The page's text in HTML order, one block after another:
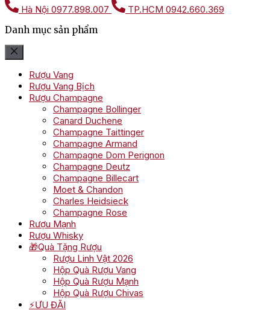
Hà Nội 0977.898.007 TP.HCM 0942.660.369
Danh mục sản phẩm
Rượu Vang
Rượu Vang Bịch
Rượu Champagne
Champagne Bollinger
Canard Duchene
Champagne Taittinger
Champagne Armand
Champagne Dom Perignon
Champagne Deutz
Champagne Billecart
Moet & Chandon
Charles Heidsieck
Champagne Rose
Rượu Mạnh
Rượu Whisky
🎁Quà Tặng Rượu
Rượu Linh Vật 2026
Hộp Quà Rượu Vang
Hộp Quà Rượu Mạnh
Hộp Quà Rượu Chivas
⚡ƯU ĐÃI